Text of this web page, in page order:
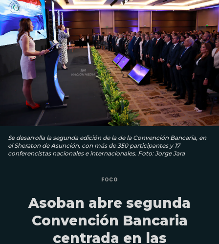
Se desarrolla la segunda edición de la de la Convención Bancaria, en
el Sheraton de Asunción, con más de 350 participantes y 17
conferencistas nacionales e internacionales. Foto: Jorge Jara
FOCO
Asoban abre segunda
Convención Bancaria
centrada en las